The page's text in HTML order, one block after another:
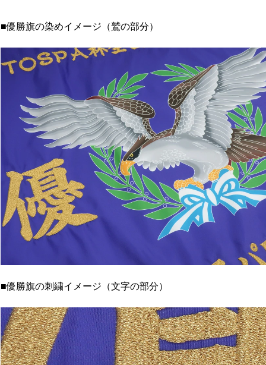
■優勝旗の染めイメージ（鷲の部分）
■優勝旗の刺繍イメージ（文字の部分）